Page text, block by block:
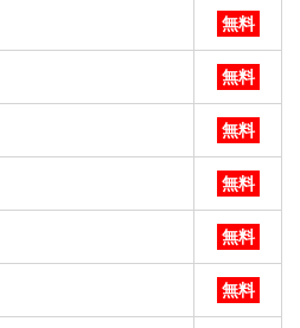
無料
無料
無料
無料
無料
無料